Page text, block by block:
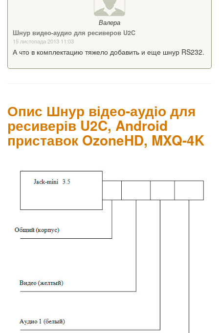
Валера
Шнур видео-аудио для ресиверов U2C
15 листопада 2013 11:03
А что в комплектацию тяжело добавить и еще шнур RS232.
Опис Шнур відео-аудіо для
ресиверів U2C, Android
приставок OzoneHD, MXQ-4K